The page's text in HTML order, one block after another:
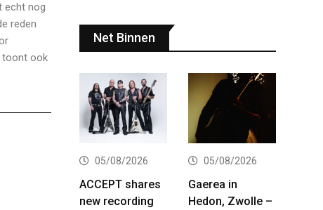
echt nog
reden
toont ook
Net Binnen
05/08/2026
ACCEPT shares
new recording
05/08/2026
Gaerea in
Hedon, Zwolle –